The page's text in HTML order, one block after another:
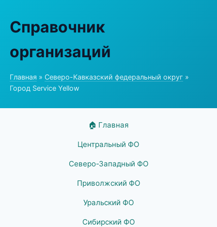
Справочник
организаций
Главная » Северо-Кавказский федеральный округ »
Город Service Yellow
🏠 Главная
Центральный ФО
Северо-Западный ФО
Приволжский ФО
Уральский ФО
Сибирский ФО